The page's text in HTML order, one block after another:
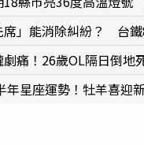
席」能消除糾紛？ 台
劇痛！26歲OL隔日倒
年星座運勢！牡羊喜